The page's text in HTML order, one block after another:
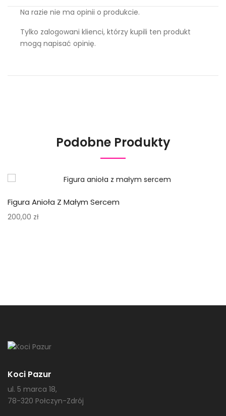
Na razie nie ma opinii o produkcie.
Tylko zalogowani klienci, którzy kupili ten produkt
mogą napisać opinię.
Podobne Produkty
Figura Anioła Z Małym Sercem
200,00 zł
Koci Pazur
ul. 5 marca 18,
78-320 Połczyn-Zdrój